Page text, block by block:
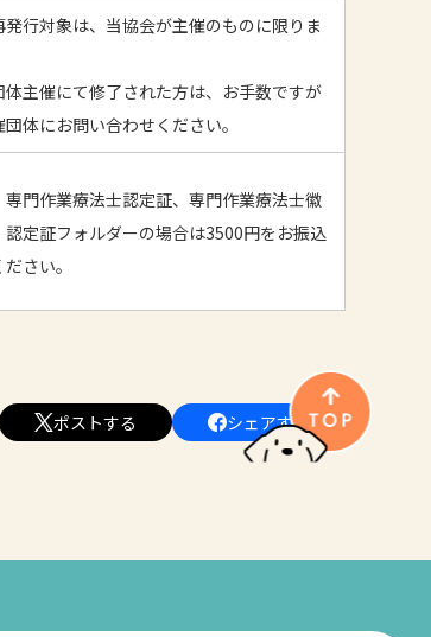
行対象は、当協会が主催のものに限りま
体主催にて修了された方は、お手数ですが
団体にお問い合わせください。
専門作業療法士認定証、専門作業療法士徽
認定証フォルダーの場合は3500円をお振込
さい。
ポストする シェアする